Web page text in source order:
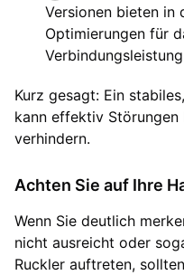
Versionen bieten in
Optimierungen für
Kurz gesagt: Ein
kann effektiv Störungen
verhindern.
Achten Sie auf Ihre
Wenn Sie deutlich
nicht ausreicht oder
Ruckler auftreten,